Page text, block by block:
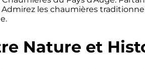
les chaumières
Nature et